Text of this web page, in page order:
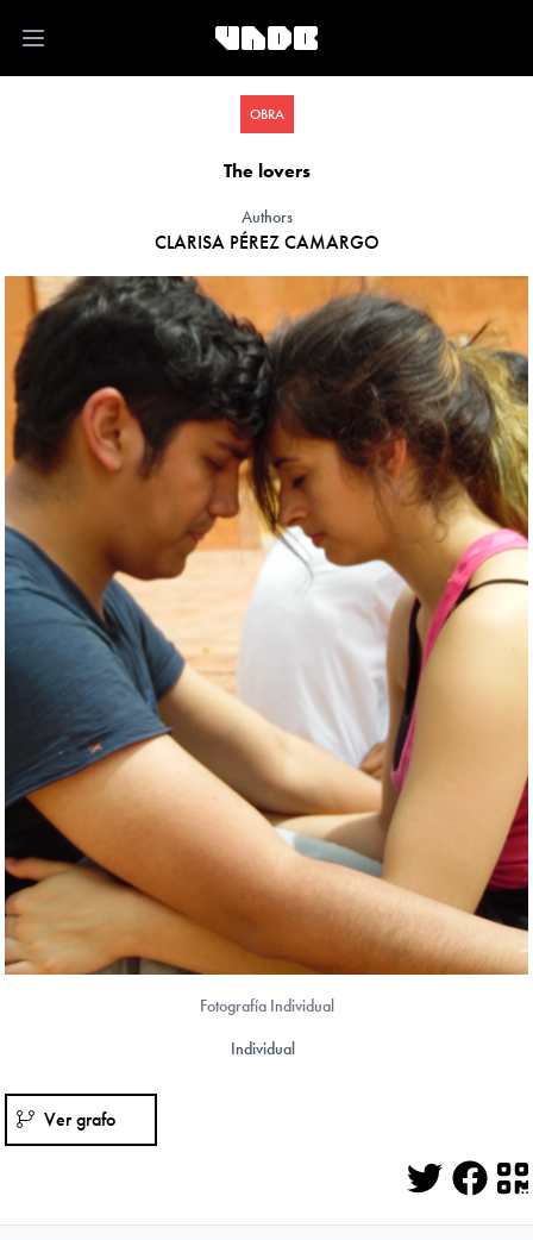
Open main menu
OBRA
The lovers
Authors
CLARISA PÉREZ CAMARGO
Fotografía Individual
Individual
Ver grafo
Twitter